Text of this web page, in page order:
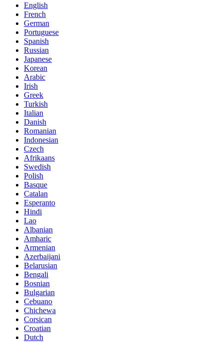
English
French
German
Portuguese
Spanish
Russian
Japanese
Korean
Arabic
Irish
Greek
Turkish
Italian
Danish
Romanian
Indonesian
Czech
Afrikaans
Swedish
Polish
Basque
Catalan
Esperanto
Hindi
Lao
Albanian
Amharic
Armenian
Azerbaijani
Belarusian
Bengali
Bosnian
Bulgarian
Cebuano
Chichewa
Corsican
Croatian
Dutch